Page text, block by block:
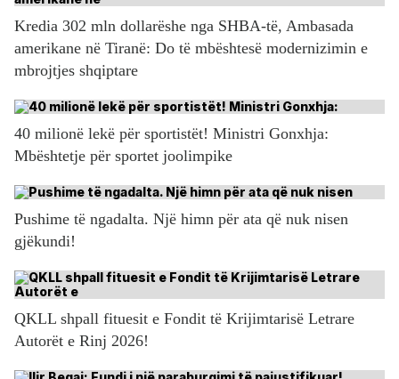
Kredia 302 mln dollarëshe nga SHBA-të, Ambasada
amerikane në Tiranë: Do të mbështesë modernizimin e
mbrojtjes shqiptare
40 milionë lekë për sportistët! Ministri Gonxhja:
Mbështetje për sportet joolimpike
Pushime të ngadalta. Një himn për ata që nuk nisen
gjëkundi!
QKLL shpall fituesit e Fondit të Krijimtarisë Letrare
Autorët e Rinj 2026!